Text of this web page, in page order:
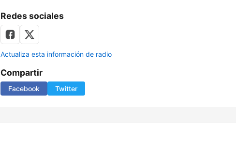
Redes sociales
Actualiza esta información de radio
Compartir
Facebook Twitter